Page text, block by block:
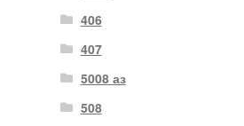
406
407
5008 аз
508